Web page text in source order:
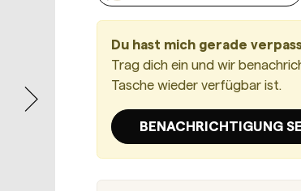
Du hast mich gerade
Trag dich ein und wir
Tasche wieder verfügbar ist.
BENACHRICHTIGUNG